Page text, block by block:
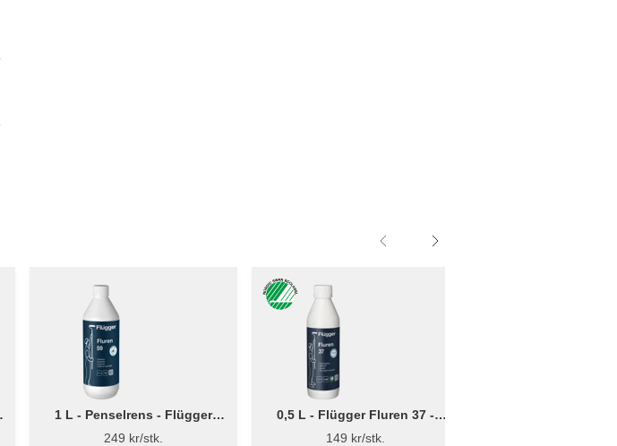
1 L - Penselrens - Flügger
Fluren 59
249 kr/stk.
0,5 L - Flügger Fluren 37 -
Grunnrengjøring
149 kr/stk.